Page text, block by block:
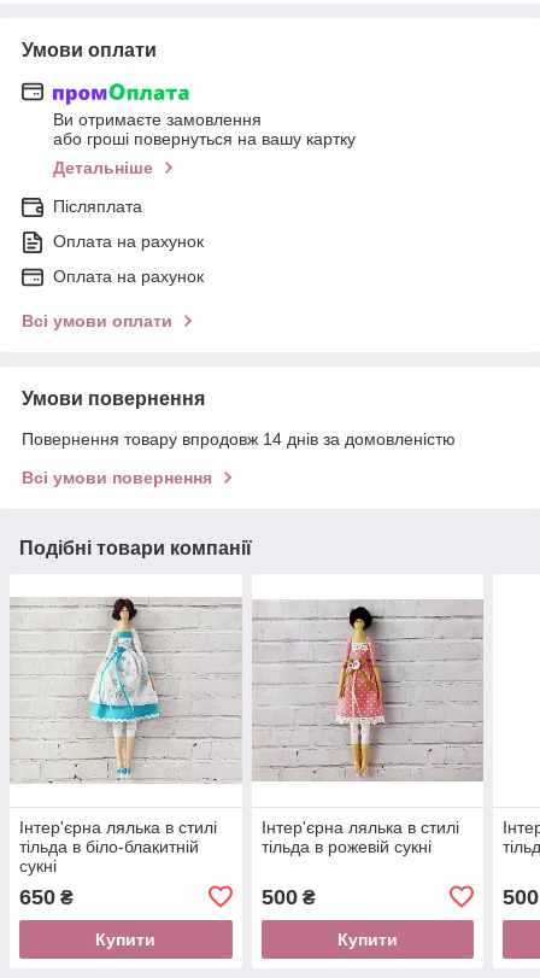
Умови оплати
Ви отримаєте замовлення
або гроші повернуться на вашу картку
Детальніше
Післяплата
Оплата на рахунок
Оплата на рахунок
Всі умови оплати
Умови повернення
Повернення товару впродовж 14 днів за домовленістю
Всі умови повернення
Подібні товари компанії
Інтер'єрна лялька в стилі
тільда в біло-блакитній
сукні
650 ₴
Купити
Інтер'єрна лялька в стилі
тільда в рожевій сукні
500₴
Купити
500